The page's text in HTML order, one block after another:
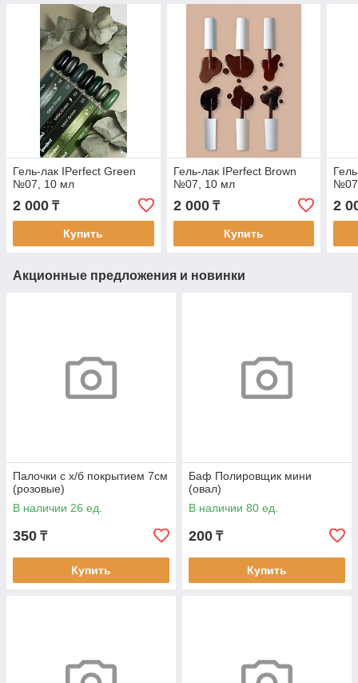
Гель-лак IPerfect Green
№07, 10 мл
2 000 ₸
Купить
Гель-лак IPerfect Brown
№07, 10 мл
2 000₸
Купить
№07
2
Акционные предложения и новинки
Палочки с х/б покрытием 7см
(розовые)
В наличии 26 ед.
350 ₸
Купить
Баф Полировщик мини
(овал)
В наличии 80 ед.
200 ₸
Купить